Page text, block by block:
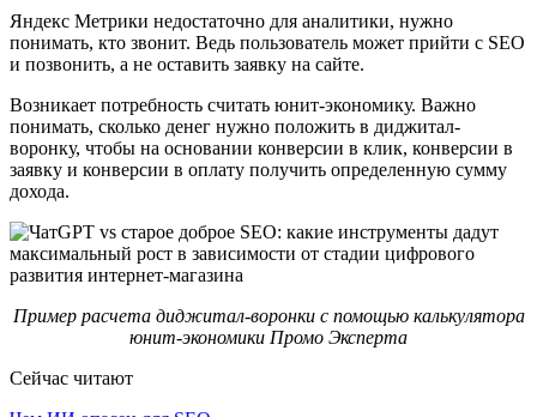
Яндекс Метрики недостаточно для аналитики, нужно
понимать, кто звонит. Ведь пользователь может прийти с SEO
и позвонить, а не оставить заявку на сайте.
Возникает потребность считать юнит-экономику. Важно
понимать, сколько денег нужно положить в диджитал-
воронку, чтобы на основании конверсии в клик, конверсии в
заявку и конверсии в оплату получить определенную сумму
дохода.
Пример расчета диджитал-воронки с помощью калькулятора
юнит-экономики Промо Эксперта
Сейчас читают